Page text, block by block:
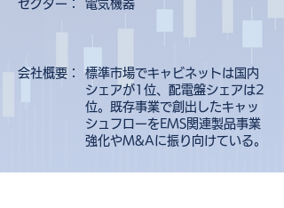
セクター： 電気機器
会社概要：
標準市場でキャビネットは国内
シェアが1位、配電盤シェアは2
位。既存事業で創出したキャッ
シュフローをEMS関連製品事業
強化やM&Aに振り向けている。